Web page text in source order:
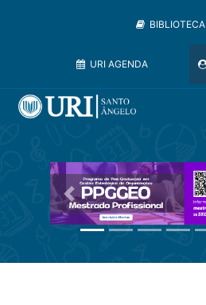
BIBLIOTECA
URI AGENDA
Anterior